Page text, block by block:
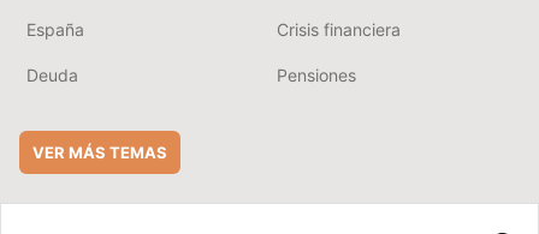
España Crisis financiera
Deuda Pensiones
VER MÁS TEMAS